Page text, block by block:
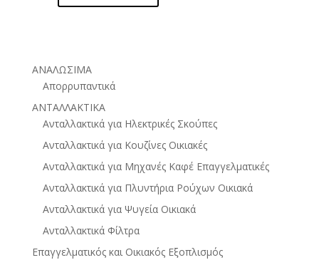
ΑΝΑΛΩΣΙΜΑ
Απορρυπαντικά
ΑΝΤΑΛΛΑΚΤΙΚΑ
Ανταλλακτικά για Ηλεκτρικές Σκούπες
Ανταλλακτικά για Κουζίνες Οικιακές
Ανταλλακτικά για Μηχανές Καφέ Επαγγελματικές
Ανταλλακτικά για Πλυντήρια Ρούχων Οικιακά
Ανταλλακτικά για Ψυγεία Οικιακά
Ανταλλακτικά Φίλτρα
Επαγγελματικός και Οικιακός Εξοπλισμός